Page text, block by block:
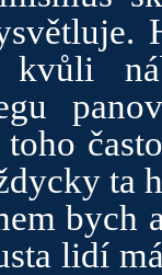
toho
ta
bych
lidí